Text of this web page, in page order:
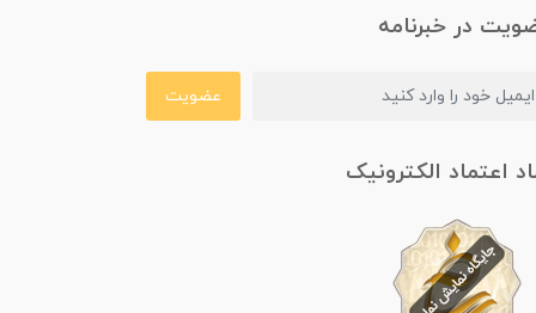
در خبرنامه
عضویت
اعتماد الکترونیک